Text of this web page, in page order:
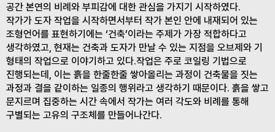
공간 본연의 비례와 부피감에 대한 관심을 가지기 시작하였다.
작가가 도자 작업을 시작하면서부터 작가 본인 안에 내재되어 있는
조형언어를 표현하기에는 ‘건축’이라는 주제가 가장 적합하다고
생각하였고, 현재는 건축과 도자가 만날 수 있는 지점을 오브제와 기
형태의 작업으로 이야기하고 있다.작업은 주로 코일링 기법으로
진행되는데, 이는 흙을 한줄한줄 쌓아올리는 과정이 건축물을 짓는
과정과 결을 같이하는 일종의 행위라고 생각하기 때문이다. 흙을 쌓고
문지르며 집중하는 시간 속에서 작가는 여러 각도와 비례를 통해
구별되는 고유의 구조체를 만들어나간다.